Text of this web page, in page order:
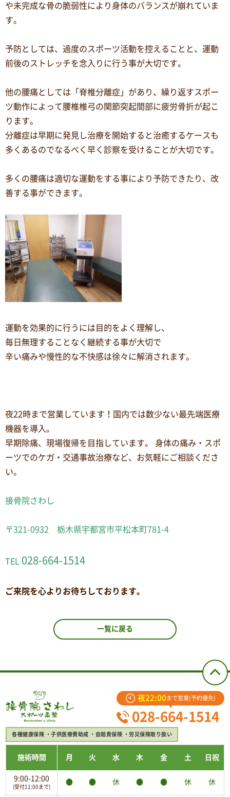
や未完成な骨の脆弱性により身体のバランスが崩れていま
す。
予防としては、過度のスポーツ活動を控えることと、運動
前後のストレッチを念入りに行う事が大切です。
他の腰痛としては「脊椎分離症」があり、繰り返すスポー
ツ動作によって腰椎椎弓の関節突起間部に疲労骨折が起こ
ります。
分離症は早期に発見し治療を開始すると治癒するケースも
多くあるのでなるべく早く診察を受けることが大切です。
多くの腰痛は適切な運動をする事により予防できたり、改
善する事ができます。
運動を効果的に行うには目的をよく理解し、
毎日無理することなく継続する事が大切で
辛い痛みや慢性的な不快感は徐々に解消されます。
夜22時まで営業しています！国内では数少ない最先端医療
機器を導入。
早期除痛、現場復帰を目指しています。 身体の痛み・スポ
ーツでのケガ・交通事故治療など、お気軽にご相談くださ
い。
接骨院さわし
〒321-0932 栃木県宇都宮市平松本町781-4
TEL 028-664-1514
ご来院を心よりお待ちしております。
一覧に戻る
夜22:00 まで営業(予約優先)
028-664-1514
各種健康保険 子供医療費助成 自賠責保険 労災保険取り扱い
施術時間 月 火 水 木 金 土 日祝
9:00-12:00
(受付11:00まで)
● ● 休 ● ● 休 休